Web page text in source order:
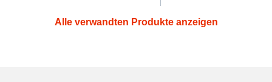
Alle verwandten Produkte anzeigen